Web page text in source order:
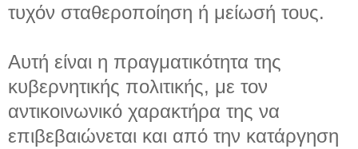
τυχόν σταθεροποίηση ή μείωσή τους.
Αυτή είναι η πραγματικότητα της
κυβερνητικής πολιτικής, με τον
αντικοινωνικό χαρακτήρα της να
επιβεβαιώνεται και από την κατάργηση